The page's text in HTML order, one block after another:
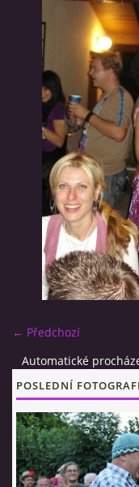
OTEVÍRACÍ DOBA
VIDLÁCKÝ VÍCEBOJ
DRBNY 4/2020
VIDLÁCKÝ VÍCEBOJ
CO SI U NÁS DÁTE?
STUDENÁ KUCHYNĚ
FOTOALBUM
CESTA KOLEM SVĚTA
VIDLÁCKÝ VÍCEBOJ
CENÍK
← Předchozí
Automatické
POSLEDNÍ